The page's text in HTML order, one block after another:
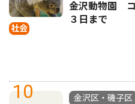
社会
金沢動物園
３日まで
10
金沢区・磯子区